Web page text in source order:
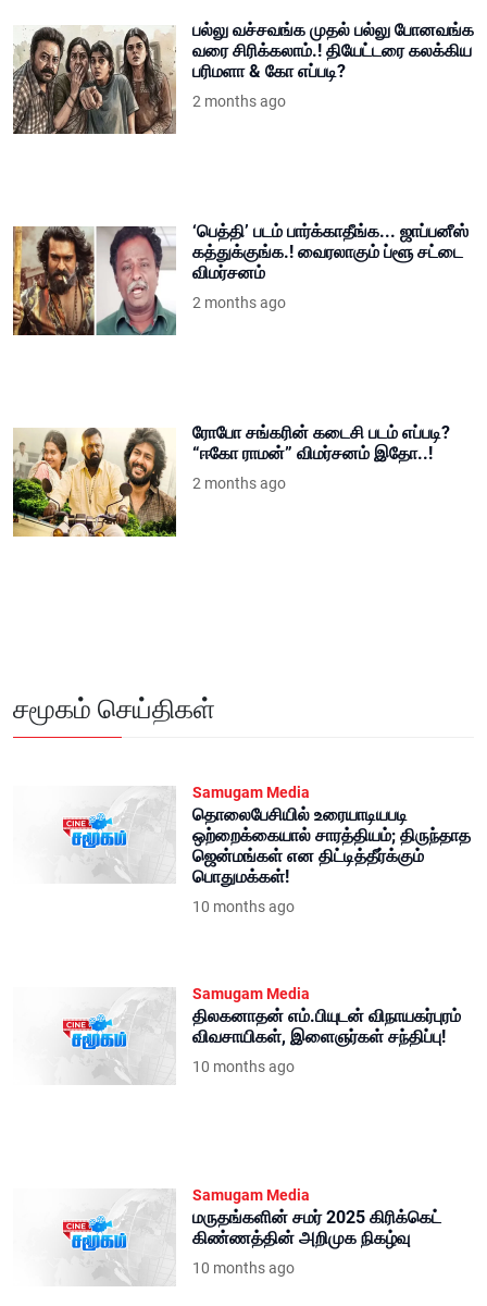
பல்லு வச்சவங்க முதல் பல்லு போனவங்க
வரை சிரிக்கலாம்.! தியேட்டரை கலக்கிய
பரிமளா & கோ எப்படி?
2 months ago
‘பெத்தி’ படம் பார்க்காதீங்க... ஜாப்பனீஸ்
கத்துக்குங்க.! வைரலாகும் ப்ளூ சட்டை
விமர்சனம்
2 months ago
ரோபோ சங்கரின் கடைசி படம் எப்படி?
“ஈகோ ராமன்” விமர்சனம் இதோ..!
2 months ago
சமூகம் செய்திகள்
Samugam Media
தொலைபேசியில் உரையாடியபடி
ஒற்றைக்கையால் சாரத்தியம்; திருந்தாத
ஜென்மங்கள் என திட்டித்தீர்க்கும்
பொதுமக்கள்!
10 months ago
Samugam Media
திலகனாதன் எம்.பியுடன் விநாயகர்புரம்
விவசாயிகள், இளைஞர்கள் சந்திப்பு!
10 months ago
Samugam Media
மருதங்களின் சமர் 2025 கிரிக்கெட்
கிண்ணத்தின் அறிமுக நிகழ்வு
10 months ago